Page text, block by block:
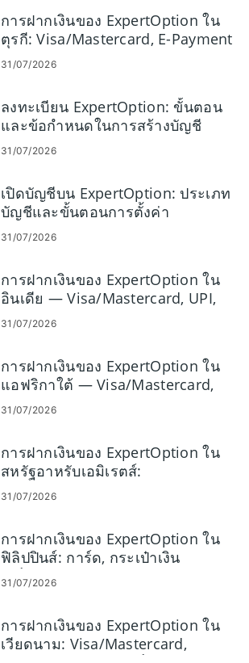
การฝากเงินของ ExpertOption ใน
ตุรกี: Visa/Mastercard, E-Payment
และ Cryptocurrency
31/07/2026
ลงทะเบียน ExpertOption: ขั้นตอน
และข้อกำหนดในการสร้างบัญชี
31/07/2026
เปิดบัญชีบน ExpertOption: ประเภท
บัญชีและขั้นตอนการตั้งค่า
31/07/2026
การฝากเงินของ ExpertOption ใน
อินเดีย — Visa/Mastercard, UPI,
E-Payment และ Crypto
31/07/2026
การฝากเงินของ ExpertOption ใน
แอฟริกาใต้ — Visa/Mastercard,
Skrill, Neteller, Crypto
31/07/2026
การฝากเงินของ ExpertOption ใน
สหรัฐอาหรับเอมิเรตส์:
Visa/Mastercard, E-Payment และ
Crypto
31/07/2026
การฝากเงินของ ExpertOption ใน
ฟิลิปปินส์: การ์ด, กระเป๋าเงิน
อิเล็กทรอนิกส์ และ Crypto
31/07/2026
การฝากเงินของ ExpertOption ใน
เวียดนาม: Visa/Mastercard,